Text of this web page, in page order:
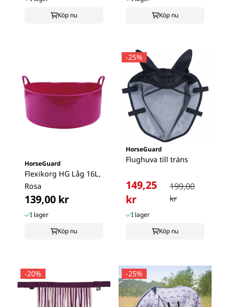
Köp nu
Köp nu
HorseGuard
Flexikorg HG Låg 16L,
Rosa
139,00 kr
I lager
Köp nu
-25%
HorseGuard
Flughuva till träns
149,25
kr
199,00
kr
I lager
Köp nu
-20% -25%